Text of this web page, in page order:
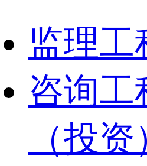
监理工
咨询工
（投资